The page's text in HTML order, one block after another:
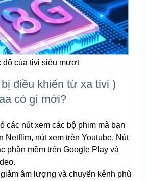
độ của tivi siêu mượt
điều khiển từ xa tivi )
có gì mới?
các nút xem các bộ phim mà bạn
Netflim, nút xem trên Youtube, Nút
phần mềm trên Google Play và
âm lượng và chuyển kênh phù